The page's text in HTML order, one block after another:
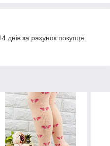
днів за рахунок покупця